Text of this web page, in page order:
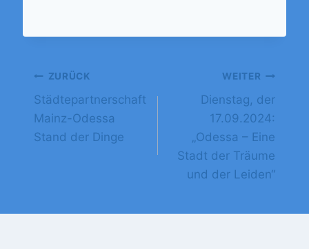
ZURÜCK
Städtepartnerschaft
Mainz-Odessa
Stand der Dinge
WEITER
Dienstag, der
17.09.2024:
„Odessa – Eine
Stadt der Träume
und der Leiden“